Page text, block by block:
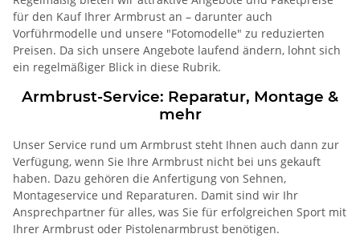
für den Kauf Ihrer Armbrust an – darunter auch
Vorführmodelle und unsere "Fotomodelle" zu reduzierten
Preisen. Da sich unsere Angebote laufend ändern, lohnt sich
ein regelmäßiger Blick in diese Rubrik.
Armbrust-Service: Reparatur, Montage &
mehr
Unser Service rund um Armbrust steht Ihnen auch dann zur
Verfügung, wenn Sie Ihre Armbrust nicht bei uns gekauft
haben. Dazu gehören die Anfertigung von Sehnen,
Montageservice und Reparaturen. Damit sind wir Ihr
Ansprechpartner für alles, was Sie für erfolgreichen Sport mit
Ihrer Armbrust oder Pistolenarmbrust benötigen.